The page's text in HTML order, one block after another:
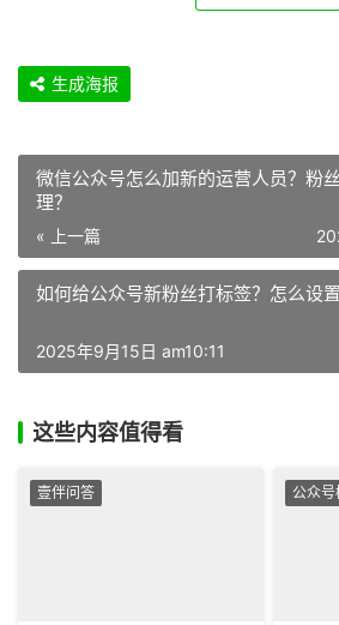
生成海报
微信公众号怎么加新的运营人员？粉
理？
« 上一篇
如何给公众号新粉丝打标签？怎么设
2025年9月15日 am10:11
这些内容值得看
壹伴问答 公众号